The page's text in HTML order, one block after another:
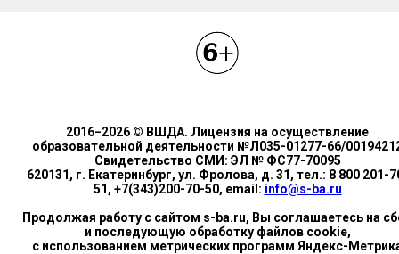
2016−2026 © ВШДА. Лицензия на осуществление
образовательной деятельности №Л035-01277-66/
Свидетельство СМИ: ЭЛ № ФС77-70095
620131, г. Екатеринбург, ул. Фролова, д. 31, тел.: 8 800 201-
51, +7(343)200-70-50, email: info@s-ba.ru
Продолжая работу с сайтом s-ba.ru, Вы соглашаетесь на
и последующую обработку файлов cookie,
с использованием метрических программ Яндекс-